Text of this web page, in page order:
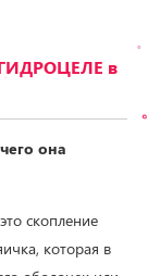
в
она
скопление
которая в